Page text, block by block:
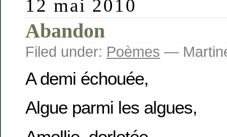
12 mai 2010
Abandon
Filed under: Poèmes —
A demi échouée,
Algue parmi les algues,